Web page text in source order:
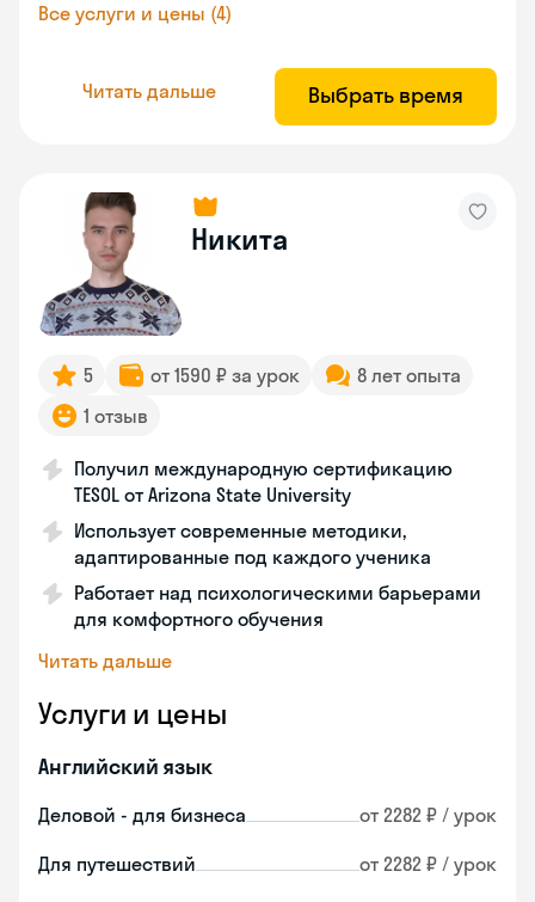
Все услуги и цены (4)
Читать дальше Выбрать время
Никита
5 от 1590 ₽ за урок
8 лет опыта
1 отзыв
Получил международную сертификацию
TESOL от Arizona State University
Использует современные методики,
адаптированные под каждого ученика
Работает над психологическими барьерами
для комфортного обучения
Читать дальше
Услуги и цены
Английский язык
Деловой - для бизнеса от 2282 ₽ / урок
Для путешествий от 2282 ₽ / урок